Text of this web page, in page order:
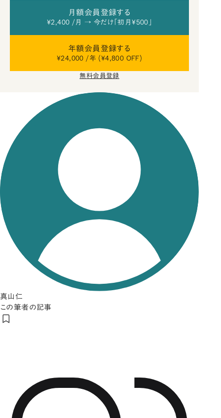
月額会員登録する
¥2,400 /月 → 今だけ「初月¥500」
年額会員登録する
¥24,000 /年 (¥4,800 OFF)
無料会員登録
真山仁
この筆者の記事